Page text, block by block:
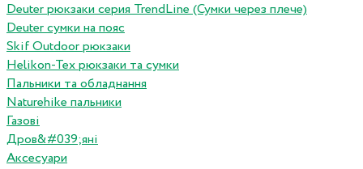
Deuter рюкзаки серия TrendLine (Сумки через плече)
Deuter сумки на пояс
Skif Outdoor рюкзаки
Helikon-Tex рюкзаки та сумки
Пальники та обладнання
Naturehike пальники
Газові
Дров&#039;яні
Аксесуари